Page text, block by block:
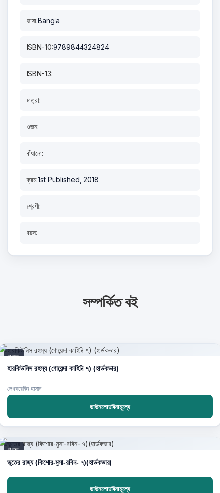
ভাষা:Bangla
ISBN-10:9789844324824
ISBN-13:
মাত্রা:
ওজন:
বাঁধানো:
ক্রম:1st Published, 2018
শ্রেণী:
বয়স:
সম্পর্কিত বই
PDF
হারকিউলিস রহস্য (গোয়েন্দা কাহিনি ৭) (হার্ডকভার)
লেখক:রকিব হাসান
ডাউনলোডবিনামূল্যে
PDF
ভূতের রাজ্য (কিশোর-মুসা-রবিন- ৭)(হার্ডকভার)
ডাউনলোডবিনামূল্যে